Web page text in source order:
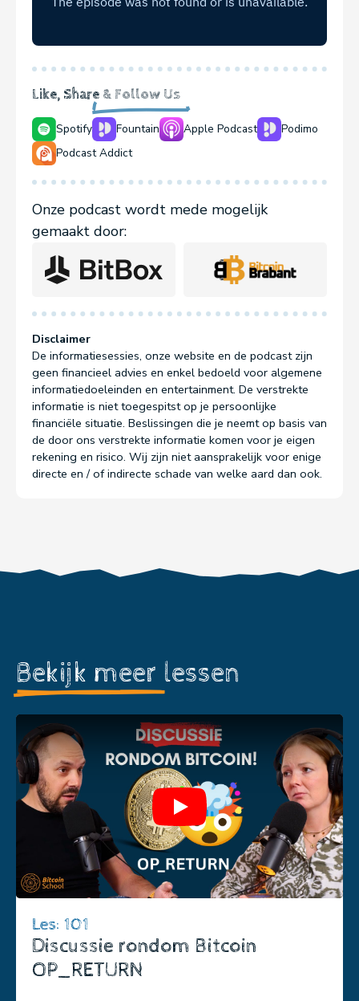
Like, Share & Follow Us
Spotify Fountain Apple Podcast
Podimo
Podcast Addict
Onze podcast wordt mede mogelijk
gemaakt door:
Disclaimer
De informatiesessies, onze website en de podcast zijn
geen financieel advies en enkel bedoeld voor algemene
informatiedoeleinden en entertainment. De verstrekte
informatie is niet toegespitst op je persoonlijke
financiële situatie. Beslissingen die je neemt op basis van
de door ons verstrekte informatie komen voor je eigen
rekening en risico. Wij zijn niet aansprakelijk voor enige
directe en / of indirecte schade van welke aard dan ook.
Bekijk meer lessen
Play
Les: 101
Discussie rondom Bitcoin
OP_RETURN